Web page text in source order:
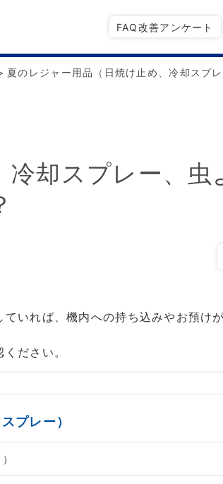
FAQ改善アンケート
夏のレジャー用品（日焼け止め、冷却スプ
却スプレー、虫
いれば、機内への持ち込みやお預け
ださい。
プレー）